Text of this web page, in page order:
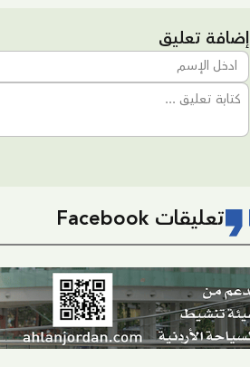
إضافة تعليق
تعليقات Facebook